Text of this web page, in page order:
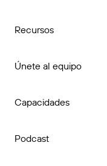
Recursos
Únete al equipo
Capacidades
Podcast